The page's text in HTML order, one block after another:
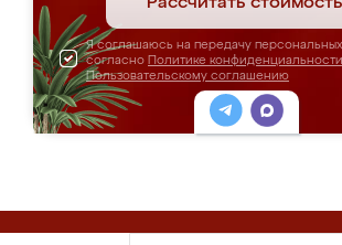
Я соглашаюсь на передачу
согласно Политике конфиденциальности
Пользовательскому соглашению